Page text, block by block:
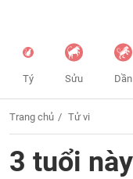
Tý Sửu Dần
Trang chủ Tử vi
3 tuổi